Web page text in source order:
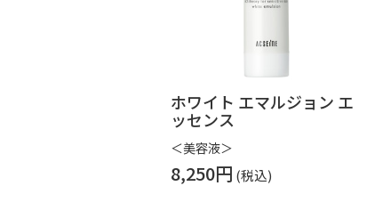
ホワイト エマルジョン エ
ッセンス
＜美容液＞
8,250円